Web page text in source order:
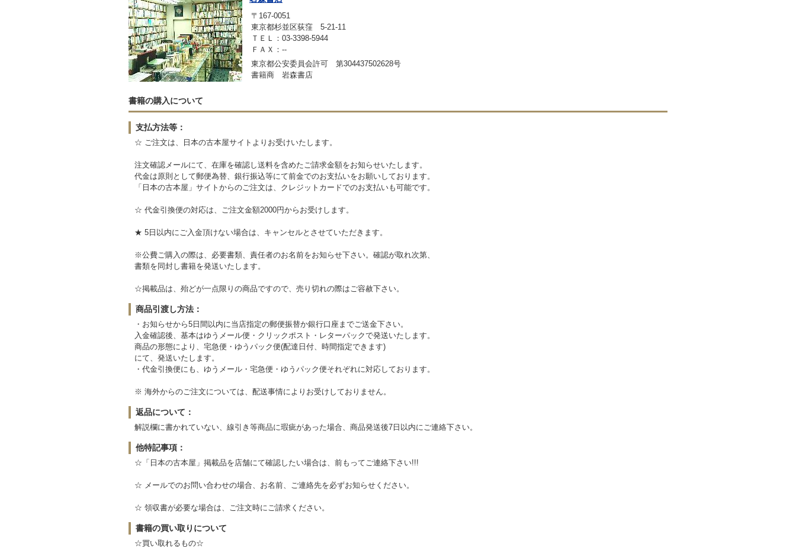
〒167-0051
東京都杉並区荻窪 5-21-11
ＴＥＬ：03-3398-5944
ＦＡＸ：--
東京都公安委員会許可 第304437502628号
書籍商 岩森書店
書籍の購入について
支払方法等：
☆ ご注文は、日本の古本屋サイトよりお受けいたします。
注文確認メールにて、在庫を確認し送料を含めたご請求金額をお知らせいたします。
代金は原則として郵便為替、銀行振込等にて前金でのお支払いをお願いしております。
「日本の古本屋」サイトからのご注文は、クレジットカードでのお支払いも可能です。
☆ 代金引換便の対応は、ご注文金額2000円からお受けします。
★ 5日以内にご入金頂けない場合は、キャンセルとさせていただきます。
※公費ご購入の際は、必要書類、責任者のお名前をお知らせ下さい。確認が取れ次第、
書類を同封し書籍を発送いたします。
☆掲載品は、殆どが一点限りの商品ですので、売り切れの際はご容赦下さい。
商品引渡し方法：
・お知らせから5日間以内に当店指定の郵便振替か銀行口座までご送金下さい。
入金確認後、基本はゆうメール便・クリックポスト・レターパックで発送いたします。
商品の形態により、宅急便・ゆうパック便(配達日付、時間指定できます)
にて、発送いたします。
・代金引換便にも、ゆうメール・宅急便・ゆうパック便それぞれに対応しております。
※ 海外からのご注文については、配送事情によりお受けしておりません。
返品について：
解説欄に書かれていない、線引き等商品に瑕疵があった場合、商品発送後7日以内にご連絡下さい。
他特記事項：
☆「日本の古本屋」掲載品を店舗にて確認したい場合は、前もってご連絡下さい!!!
☆ メールでのお問い合わせの場合、お名前、ご連絡先を必ずお知らせください。
☆ 領収書が必要な場合は、ご注文時にご請求ください。
書籍の買い取りについて
☆買い取れるもの☆